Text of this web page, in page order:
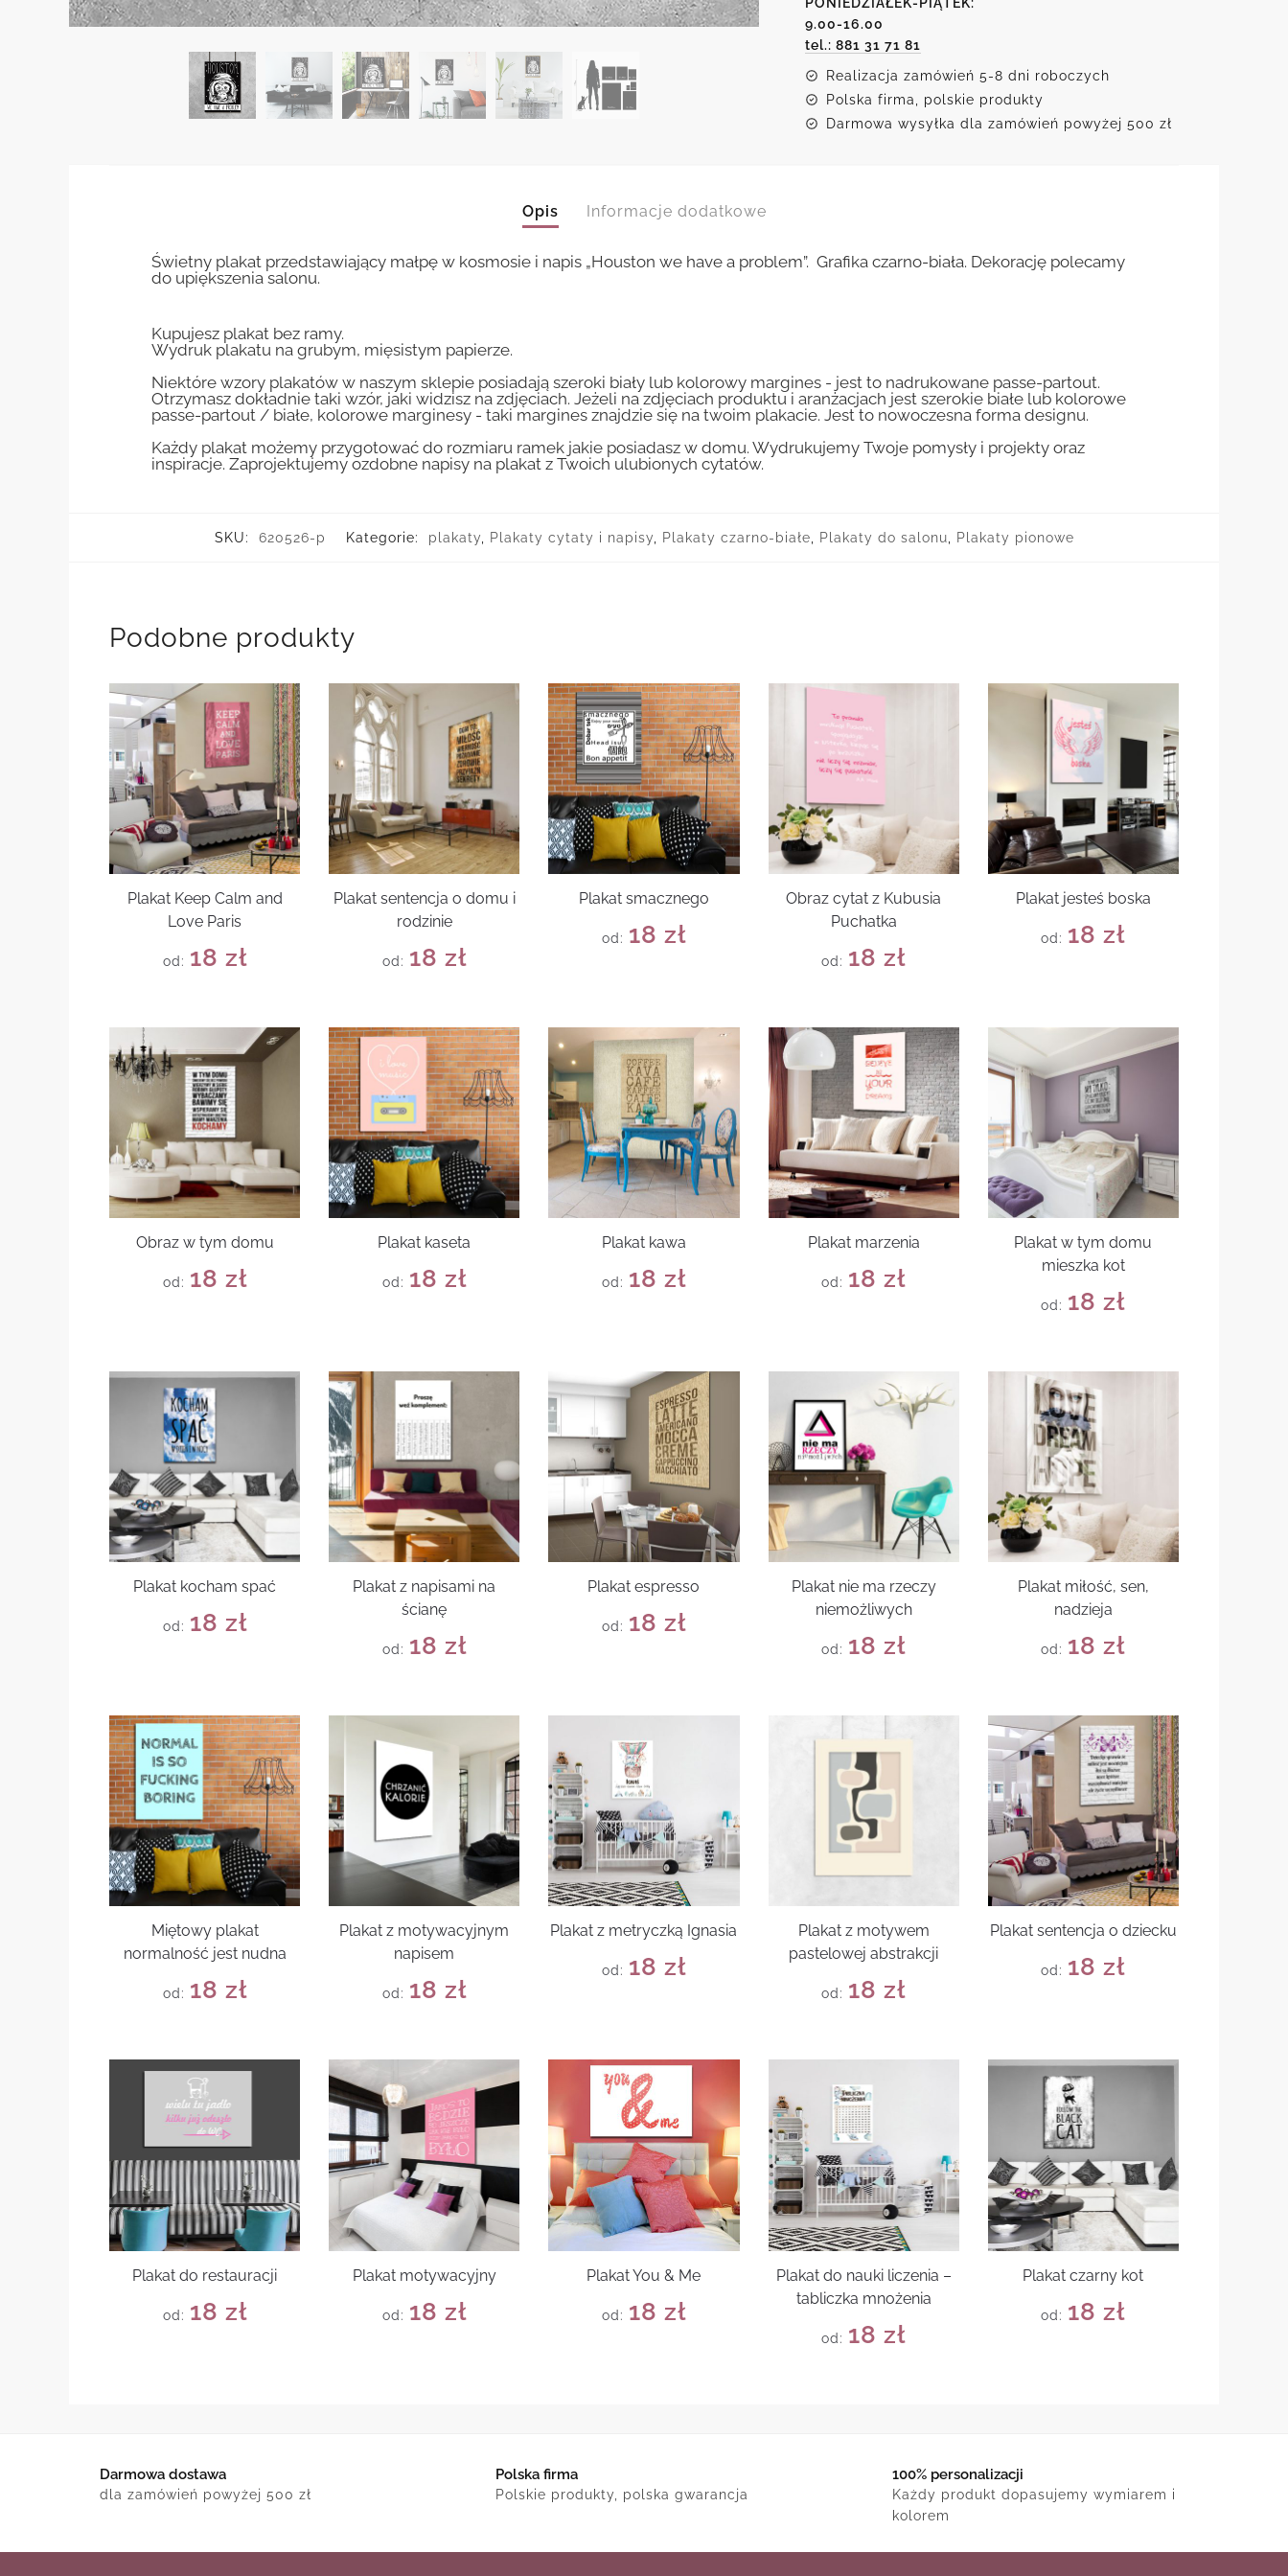
have
a
problem
9.00-16.00
tel.: 881 31 71 81
Realizacja zamówień 5-8 dni roboczych
Polska firma, polskie produkty
Darmowa wysyłka dla zamówień powyżej 500 zł
Opis Informacje dodatkowe
Świetny plakat przedstawiający małpę w kosmosie i napis „Houston we have a problem”. Grafika czarno-biała. Dekorację polecamy
do upiększenia salonu.
Kupujesz plakat bez ramy.
Wydruk plakatu na grubym, mięsistym papierze.
Niektóre wzory plakatów w naszym sklepie posiadają szeroki biały lub kolorowy margines - jest to nadrukowane passe-partout.
Otrzymasz dokładnie taki wzór, jaki widzisz na zdjęciach. Jeżeli na zdjęciach produktu i aranżacjach jest szerokie białe lub kolorowe
passe-partout / białe, kolorowe marginesy - taki margines znajdzie się na twoim plakacie. Jest to nowoczesna forma designu.
Każdy plakat możemy przygotować do rozmiaru ramek jakie posiadasz w domu. Wydrukujemy Twoje pomysły i projekty oraz
inspiracje. Zaprojektujemy ozdobne napisy na plakat z Twoich ulubionych cytatów.
SKU: 620526-p Kategorie: plakaty Plakaty cytaty i napisy Plakaty czarno-białe Plakaty do salonu Plakaty pionowe
Podobne produkty
Plakat Keep Calm and
Love Paris
od: 18 zł
Plakat sentencja o domu i
rodzinie
od: 18 zł
Plakat smacznego
od: 18 zł
Obraz cytat z Kubusia
Puchatka
od: 18zł
Plakat jesteś boska
od: 18zł
Obraz w tym domu
od: 18 zł
Plakat kaseta
od: 18 zł
Plakat kawa
od: 18 zł
Plakat marzenia
od: 18zł
Plakat w tym domu
mieszka kot
od: 18zł
Plakat kocham spać
od: 18 zł
Plakat z napisami na
ścianę
od: 18 zł
Plakat espresso
od: 18 zł
Plakat nie ma rzeczy
niemożliwych
od: 18zł
Plakat miłość, sen,
nadzieja
od: 18zł
Miętowy plakat
normalność jest nudna
od: 18 zł
Plakat z motywacyjnym
napisem
od: 18 zł
Plakat z metryczką Ignasia
od: 18 zł
Plakat z motywem
pastelowej abstrakcji
od: 18zł
Plakat sentencja o dziecku
od: 18zł
Plakat do restauracji
od: 18 zł
Plakat motywacyjny
od: 18 zł
Plakat You & Me
od: 18 zł
Plakat do nauki liczenia –
tabliczka mnożenia
od: 18zł
Plakat czarny kot
od: 18zł
Darmowa dostawa
dla zamówień powyżej 500 zł
Polska firma
Polskie produkty, polska gwarancja
100% personalizacji
Każdy produkt dopasujemy wymiarem i
kolorem